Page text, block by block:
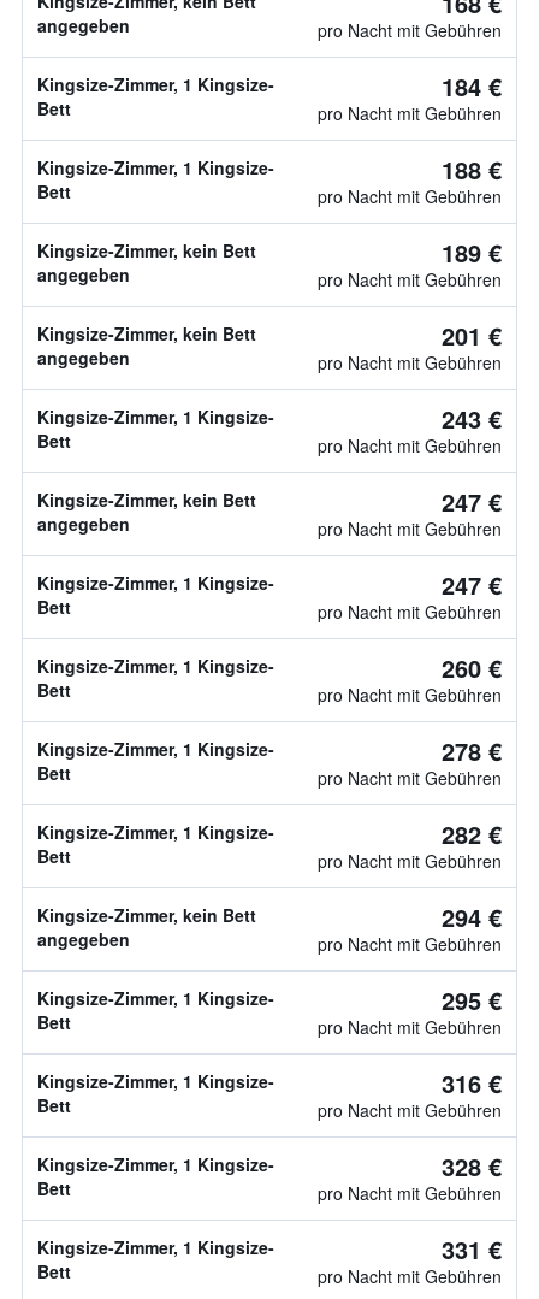
angegeben
pro Nacht mit Gebühren
Kingsize-Zimmer, 1 Kingsize-
Bett
184 €
pro Nacht mit Gebühren
Kingsize-Zimmer, 1 Kingsize-
Bett
188 €
pro Nacht mit Gebühren
Kingsize-Zimmer, kein Bett
angegeben
189 €
pro Nacht mit Gebühren
Kingsize-Zimmer, kein Bett
angegeben
201 €
pro Nacht mit Gebühren
Kingsize-Zimmer, 1 Kingsize-
Bett
243 €
pro Nacht mit Gebühren
Kingsize-Zimmer, kein Bett
angegeben
247 €
pro Nacht mit Gebühren
Kingsize-Zimmer, 1 Kingsize-
Bett
247 €
pro Nacht mit Gebühren
Kingsize-Zimmer, 1 Kingsize-
Bett
260 €
pro Nacht mit Gebühren
Kingsize-Zimmer, 1 Kingsize-
Bett
278 €
pro Nacht mit Gebühren
Kingsize-Zimmer, 1 Kingsize-
Bett
282 €
pro Nacht mit Gebühren
Kingsize-Zimmer, kein Bett
angegeben
294 €
pro Nacht mit Gebühren
Kingsize-Zimmer, 1 Kingsize-
Bett
295 €
pro Nacht mit Gebühren
Kingsize-Zimmer, 1 Kingsize-
Bett
316 €
pro Nacht mit Gebühren
Kingsize-Zimmer, 1 Kingsize-
Bett
328 €
pro Nacht mit Gebühren
Kingsize-Zimmer, 1 Kingsize-
Bett
331 €
pro Nacht mit Gebühren